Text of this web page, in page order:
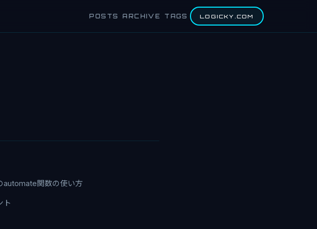
POSTS ARCHIVE TAGS LOGICKY.COM
automate関数の使い方
ト